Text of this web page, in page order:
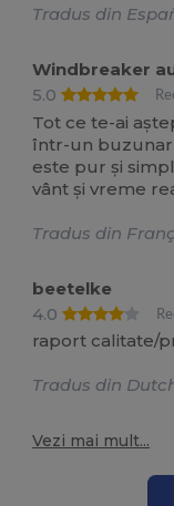
Tradus din
Windbreaker
5.0
Tot ce te-ai
într-un buzunar
este pur și
vânt și vreme
Tradus din
beetelke
4.0
raport calitate/
Tradus din
Vezi mai mult...